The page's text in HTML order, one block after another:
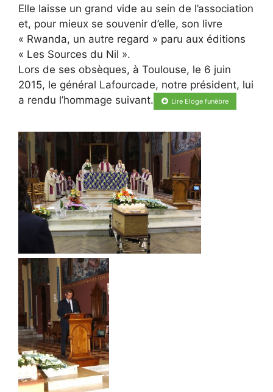
Elle laisse un grand vide au sein de l’association
et, pour mieux se souvenir d’elle, son livre
« Rwanda, un autre regard » paru aux éditions
« Les Sources du Nil ».
Lors de ses obsèques, à Toulouse, le 6 juin
2015, le général Lafourcade, notre président, lui
a rendu l’hommage suivant.
Lire Eloge funèbre